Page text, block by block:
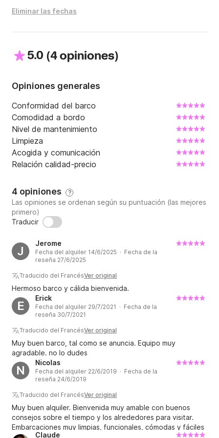
Eliminar las fechas
5.0 (4 opiniones)
Opiniones generales
Conformidad del barco
Comodidad a bordo
Nivel de mantenimiento
Limpieza
Acogida y comunicación
Relación calidad-precio
4 opiniones ?
Las opiniones se ordenan según su puntuación (las mejores
primero)
Traducir
J
Jerome
Fecha del alquiler 14/6/2025 · Fecha de la
reseña 27/6/2025
Traducido del FrancésVer original
Hermoso barco y cálida bienvenida.
E
Erick
Fecha del alquiler 29/7/2021 · Fecha de la
reseña 30/7/2021
Traducido del FrancésVer original
Muy buen barco, tal como se anuncia. Equipo muy
agradable. no lo dudes
N
Nicolas
Fecha del alquiler 22/6/2019 · Fecha de la
reseña 24/6/2019
Traducido del FrancésVer original
Muy buen alquiler. Bienvenida muy amable con buenos
consejos sobre el tiempo y los alrededores para visitar.
Embarcaciones muy limpias, funcionales, cómodas y fáciles
Claude